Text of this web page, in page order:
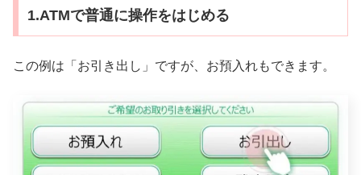
1.ATMで普通に操作をはじめる
この例は「お引き出し」ですが、お預入れもできます。